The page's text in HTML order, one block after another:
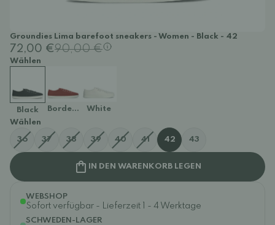
Groundies Lima barefoot sneakers - Women - Black - 42
72,00 €90,00 €
Wählen
Black Bordeaux White
Wählen
36 37 38 39 40 41 42 43
IN DEN WARENKORB LEGEN
WEBSHOP
Sofort verfügbar - Lieferzeit 1 - 4 Werktage
SCHWEDEN-LAGER